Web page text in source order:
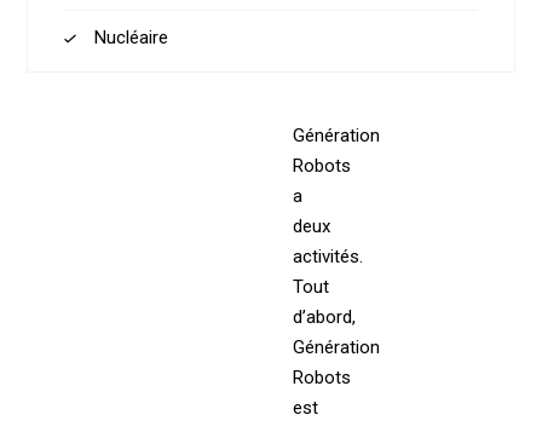
Nucléaire
Génération
Robots
a
deux
activités.
Tout
d’abord,
Génération
Robots
est